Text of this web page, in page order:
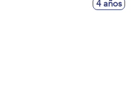
4 años